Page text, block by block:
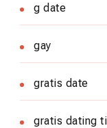
g date
gay
gratis date
gratis dating